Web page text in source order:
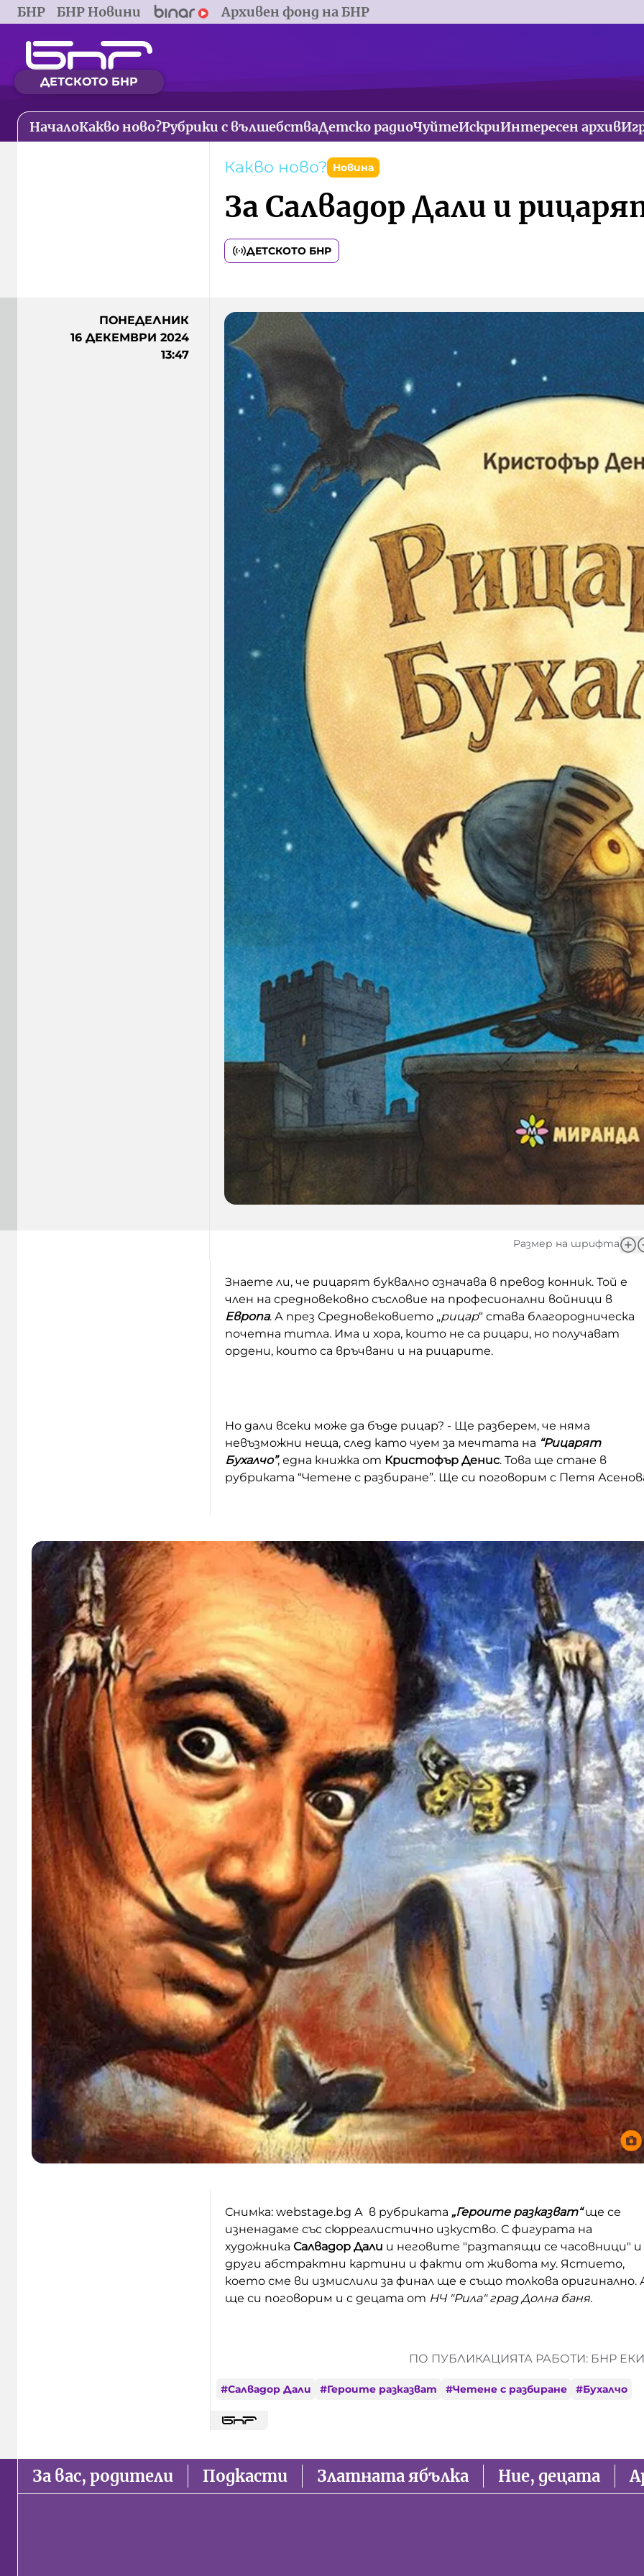
БНР БНР Новини Архивен фонд на БНР
ДЕТСКОТО БНР
НачалоКакво ново?Рубрики с вълшебстваДетско радиоЧуйтеИскриИнтересен архив
Какво ново? Новина
За Салвадор Дали и
ДЕТСКОТО БНР
ПОНЕДЕЛНИК
16 ДЕКЕМВРИ 2024
13:47
Размер на шрифта
Знаете ли, че рицарят буквално означава в превод конник. Той е
член на средновековно съсловие на професионални войници в
Европа. А през Средновековието „рицар“ става благородническа
почетна титла. Има и хора, които не са рицари, но получават
ордени, които са връчвани и на рицарите.
Но дали всеки може да бъде рицар? - Ще разберем, че няма
невъзможни неща, след като чуем за мечтата на “Рицарят
Бухалчо”, една книжка от Кристофър Денис. Това ще стане в
рубриката “Четене с разбиране”. Ще си поговорим с Петя
Снимка: webstage.bg А в рубриката „Героите разказват“ ще се
изненадаме със сюрреалистично изкуство. С фигурата на
художника Салвадор Дали и неговите "разтапящи се часовници" и
други абстрактни картини и факти от живота му. Ястието,
което сме ви измислили за финал ще е също толкова оригинално.
ще си поговорим и с децата от НЧ "Рила" град Долна баня.
ПО ПУБЛИКАЦИЯТА РАБОТИ: БНР
#Салвадор Дали #Героите разказват #Четене с разбиране #Бухалчо
За вас, родители Подкасти Златната ябълка Ние, децата